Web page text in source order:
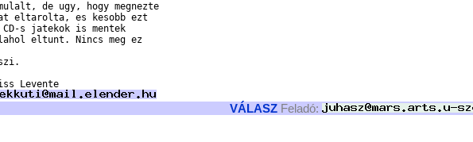
de ugy, hogy megnezte
eltarolta, es kesobb ezt
s jatekok is mentek
eltunt. Nincs meg ez
VÁLASZ Feladó: